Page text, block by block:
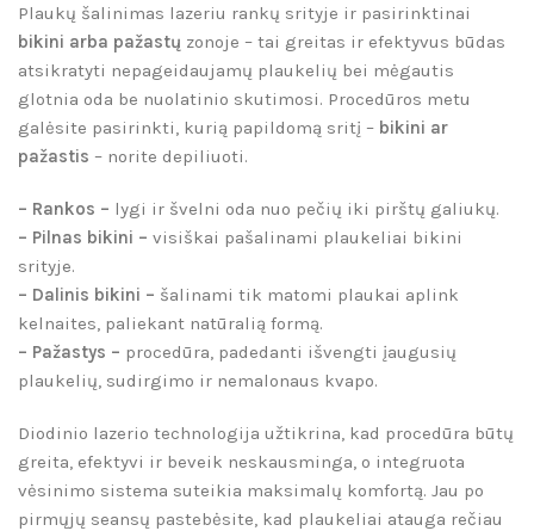
Plaukų šalinimas lazeriu rankų srityje ir pasirinktinai
bikini arba pažastų zonoje – tai greitas ir efektyvus būdas
atsikratyti nepageidaujamų plaukelių bei mėgautis
glotnia oda be nuolatinio skutimosi. Procedūros metu
galėsite pasirinkti, kurią papildomą sritį – bikini ar
pažastis – norite depiliuoti.
– Rankos – lygi ir švelni oda nuo pečių iki pirštų galiukų.
– Pilnas bikini – visiškai pašalinami plaukeliai bikini
srityje.
– Dalinis bikini – šalinami tik matomi plaukai aplink
kelnaites, paliekant natūralią formą.
– Pažastys – procedūra, padedanti išvengti įaugusių
plaukelių, sudirgimo ir nemalonaus kvapo.
Diodinio lazerio technologija užtikrina, kad procedūra būtų
greita, efektyvi ir beveik neskausminga, o integruota
vėsinimo sistema suteikia maksimalų komfortą. Jau po
pirmųjų seansų pastebėsite, kad plaukeliai atauga rečiau